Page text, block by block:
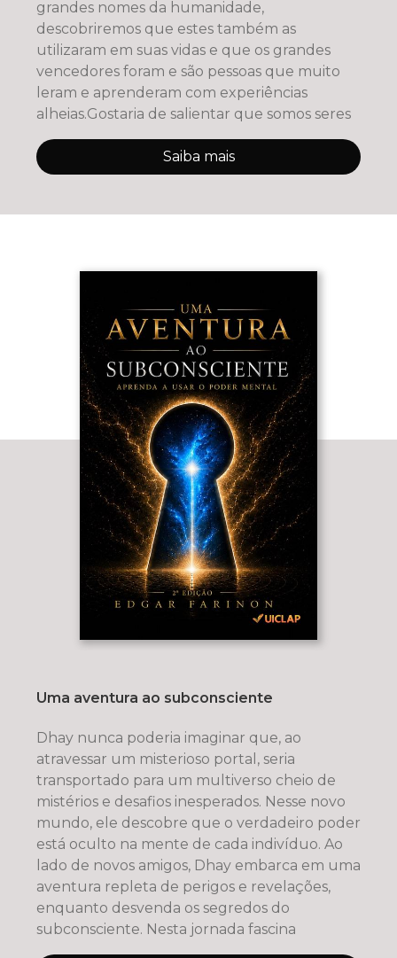
grandes nomes da humanidade,
descobriremos que estes também as
utilizaram em suas vidas e que os grandes
vencedores foram e são pessoas que muito
leram e aprenderam com experiências
alheias.Gostaria de salientar que somos seres
Saiba mais
Uma aventura ao subconsciente
Dhay nunca poderia imaginar que, ao
atravessar um misterioso portal, seria
transportado para um multiverso cheio de
mistérios e desafios inesperados. Nesse novo
mundo, ele descobre que o verdadeiro poder
está oculto na mente de cada indivíduo. Ao
lado de novos amigos, Dhay embarca em uma
aventura repleta de perigos e revelações,
enquanto desvenda os segredos do
subconsciente. Nesta jornada fascina